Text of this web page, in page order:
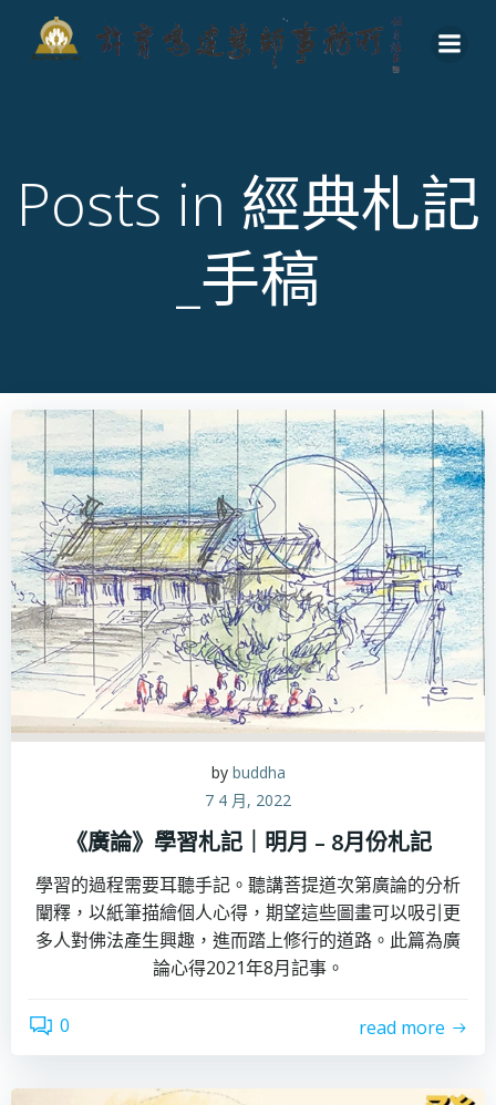
to
content
Posts in 經典札記
_手稿
by buddha
7 4 月, 2022
《廣論》學習札記｜明月 – 8月份札記
學習的過程需要耳聽手記。聽講菩提道次第廣論的分析
闡釋，以紙筆描繪個人心得，期望這些圖畫可以吸引更
多人對佛法產生興趣，進而踏上修行的道路。此篇為廣
論心得2021年8月記事。
0 read more